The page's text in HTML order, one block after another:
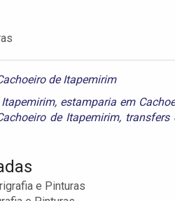
de Itapemirim
, estamparia em
de Itapemirim, transfers
e Pinturas